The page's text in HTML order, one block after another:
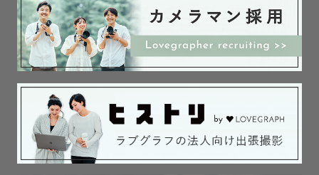
泣いている姿もいじけている姿も、写真を見返すと良い思
い出になって微笑ましかったり。
お子さまのご機嫌に合わせてできるだけ楽しみながら過ご
してもらえるように全力でサポート致します🌿
安心してお任せください。
また紅葉などの景色や過ごしやすい気温となることもあ
り、七五三以外でも大変人気のシーズンです🍁
撮影をご検討の方はお早めにご予約されることをおすすめ